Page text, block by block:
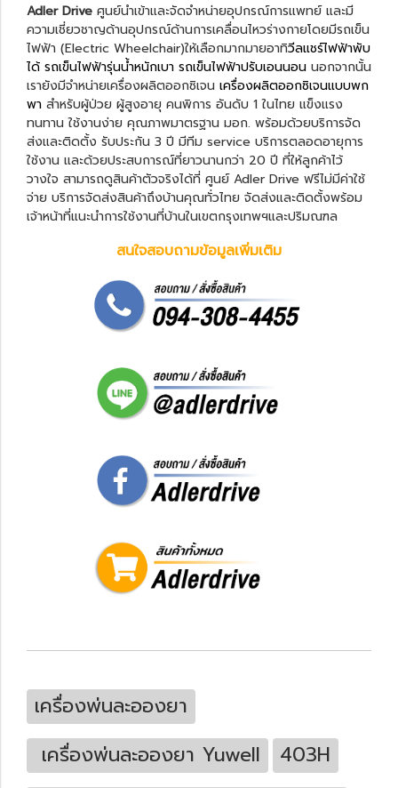
Adler Drive ศูนย์นำเข้าและจัดจำหน่ายอุปกรณ์การแพทย์ และมี
ความเชี่ยวชาญด้านอุปกรณ์ด้านการเคลื่อนไหวร่างกายโดยมีรถเข็น
ไฟฟ้า (Electric Wheelchair)ให้เลือกมากมายอาทิวีลแชร์ไฟฟ้าพับ
ได้ รถเข็นไฟฟ้ารุ่นน้ำหนักเบา รถเข็นไฟฟ้าปรับเอนนอน นอกจากนั้น
เรายังมีจำหน่ายเครื่องผลิตออกซิเจน เครื่องผลิตออกซิเจนแบบพก
พา สำหรับผู้ป่วย ผู้สูงอายุ คนพิการ อันดับ 1 ในไทย แข็งแรง
ทนทาน ใช้งานง่าย คุณภาพมาตรฐาน มอก. พร้อมด้วยบริการจัด
ส่งและติดตั้ง รับประกัน 3 ปี มีทีม service บริการตลอดอายุการ
ใช้งาน และด้วยประสบการณ์ที่ยาวนานกว่า 20 ปี ที่ให้ลูกค้าไว้
วางใจ สามารถดูสินค้าตัวจริงได้ที่ ศูนย์ Adler Drive ฟรีไม่มีค่าใช้
จ่าย บริการจัดส่งสินค้าถึงบ้านคุณทั่วไทย จัดส่งและติดตั้งพร้อม
เจ้าหน้าที่แนะนำการใช้งานที่บ้านในเขตกรุงเทพฯและปริมณฑล
สนใจสอบถามข้อมูลเพิ่มเติม
เครื่องพ่นละอองยา
เครื่องพ่นละอองยา Yuwell
403H